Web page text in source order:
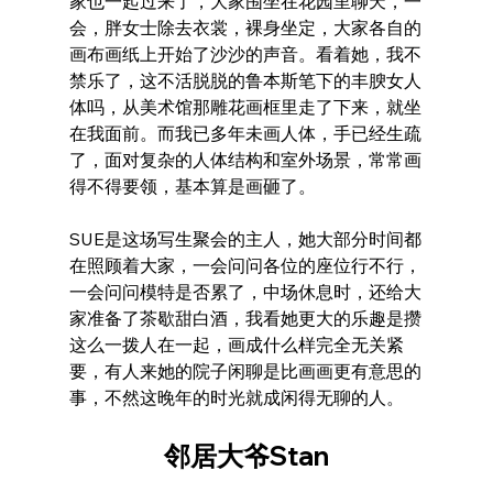
会，胖女士除去衣裳，裸身坐定，大家各自的
画布画纸上开始了沙沙的声音。看着她，我不
禁乐了，这不活脱脱的鲁本斯笔下的丰腴女人
体吗，从美术馆那雕花画框里走了下来，就坐
在我面前。而我已多年未画人体，手已经生疏
了，面对复杂的人体结构和室外场景，常常画
得不得要领，基本算是画砸了。
SUE是这场写生聚会的主人，她大部分时间都
在照顾着大家，一会问问各位的座位行不行，
一会问问模特是否累了，中场休息时，还给大
家准备了茶歇甜白酒，我看她更大的乐趣是攒
这么一拨人在一起，画成什么样完全无关紧
要，有人来她的院子闲聊是比画画更有意思的
事，不然这晚年的时光就成闲得无聊的人。
邻居大爷Stan